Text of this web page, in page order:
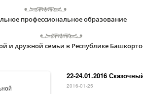
профессиональное образование
и дружной семьи в Республике
22-24.01.2016
2016-01-25